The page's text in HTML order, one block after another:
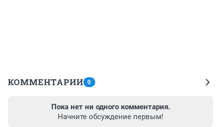
КОММЕНТАРИИ 0
Пока нет ни одного комментария.
Начните обсуждение первым!